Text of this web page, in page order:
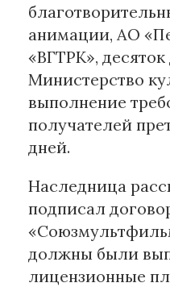
анимации, АО
«ВГТРК»,
Министерство
выполнение
получателей
дней.
Наследница
подписал
должны были
лицензионные